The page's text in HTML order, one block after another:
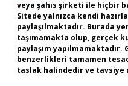
veya şahıs şirketi ile hiçbir
Sitede yalnızca kendi
paylaşılmaktadır. Burada
taşımamakta olup, gerçek
paylaşım
benzerlikleri tamamen
taslak halindedir ve tavsiye